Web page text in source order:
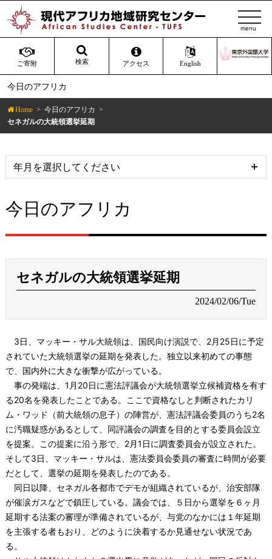
ご寄附 検索 アクセス English
t
o
g
l
v
g
a
n
今日のアフリカ
Home
今日のアフリカ
セネガルの大統領選挙延期
今日のアフリカ
セネガルの大統領選挙延期
2024/02/06/Tue
3日、マッキー・サル大統領は、国民向け演説で、2月25日に予定
されていた大統領選挙の延期を発表した。独立以来初めての事態
で、国内外に大きな衝撃が広がっている。
事の発端は、1月20日に憲法評議会が大統領選挙立候補資格を有す
る20名を発表したことである。ここで資格なしと判断されたカリ
ム・ワッド（前大統領の息子）の陣営が、憲法評議会委員のうち2名
に汚職疑惑があるとして、同評議会の調査を目的とする委員会設立
を提案。この提案に沿う形で、2月1日に調査委員会が設立された。
そして3日、マッキー・サルは、憲法委員会委員の審査に時間が必要
だとして、選挙の延期を発表したのである。
同日以降、セネガル各都市でデモが組織されているが、治安部隊
が催涙ガスなどで鎮圧している。議会では、５日から選挙を６ヶ月
延期する法案の審理が準備されているが、与党のなかには１年延期
を主張する者もおり、どのように決着するか見通せない状況であ
る。